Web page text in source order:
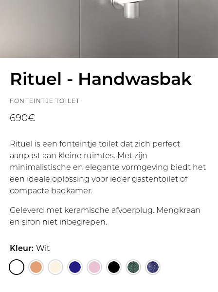
Rituel - Handwasbak
FONTEINTJE TOILET
690€
Rituel is een fonteintje toilet dat zich perfect
aanpast aan kleine ruimtes. Met zijn
minimalistische en elegante vormgeving biedt het
een ideale oplossing voor ieder gastentoilet of
compacte badkamer.
Geleverd met keramische afvoerplug. Mengkraan
en sifon niet inbegrepen.
Kleur: Wit